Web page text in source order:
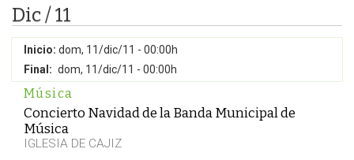
Dic / 11
Inicio: dom, 11/dic/11 - 00:00h
Final: dom, 11/dic/11 - 00:00h
Música
Concierto Navidad de la Banda Municipal de
Música
IGLESIA DE CAJIZ